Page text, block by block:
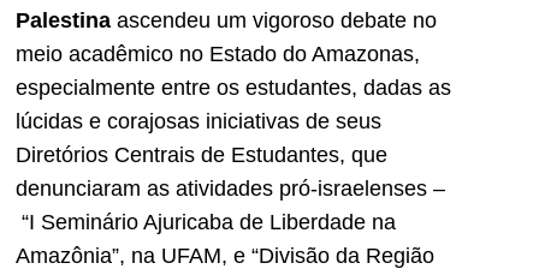
Palestina ascendeu um vigoroso debate no
meio acadêmico no Estado do Amazonas,
especialmente entre os estudantes, dadas as
lúcidas e corajosas iniciativas de seus
Diretórios Centrais de Estudantes, que
denunciaram as atividades pró-israelenses –
“I Seminário Ajuricaba de Liberdade na
Amazônia”, na UFAM, e “Divisão da Região